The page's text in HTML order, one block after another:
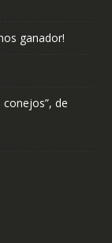
ganador!
de